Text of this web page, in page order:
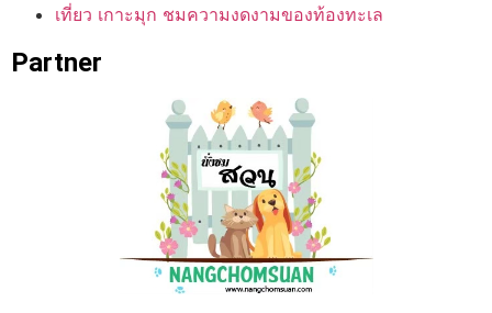
เที่ยว เกาะมุก ชมความงดงามของท้องทะเล
Partner